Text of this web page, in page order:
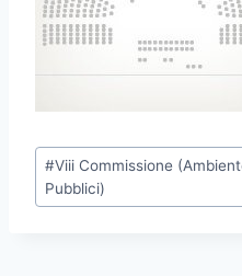
P
s
#Viii Commissione
Pubblici)